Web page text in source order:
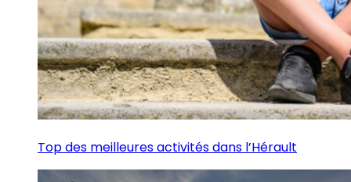
Top des meilleures activités dans l’Hérault